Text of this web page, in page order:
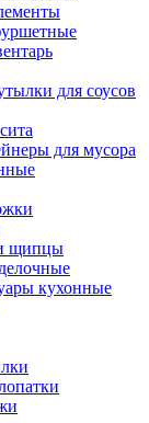
для соусов
для мусора
щипцы
кухонные